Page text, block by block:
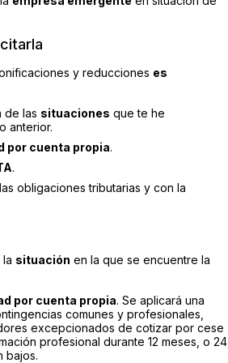
y reducciones es
de las situaciones que te he
anterior.
por cuenta propia.
.
obligaciones tributarias y con la
situación en la que se encuentre la
por cuenta propia. Se aplicará una
comunes y profesionales,
excepcionados de cotizar por cese
profesional durante 12 meses, o 24
bajos.